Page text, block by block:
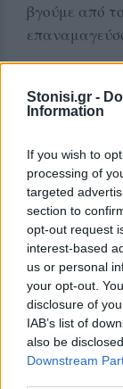
Stonisi.gr -
Information
If you wish to
processing of
targeted
section to
opt-out request
interest-based
us or personal
your opt-out.
disclosure of
IAB’s list of
also be
Downstream
βγούμε από
Δείτε
ΣΤΗΝ
Καλοκαιρινή
παιδιά της
Μουσική,
Λέσχη
Ελληνικό
98 ΑΔΤΕ